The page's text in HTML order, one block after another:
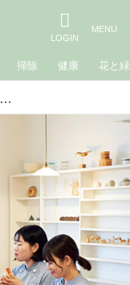
掃除 健康 花と緑
「くるみの木」スタッフの“お弁当”拝見。みんなのお弁当時間、働く現場におじゃまします